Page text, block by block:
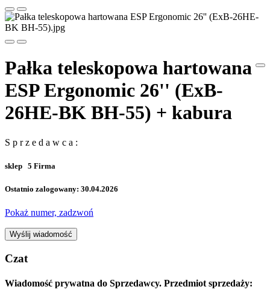
Pałka teleskopowa hartowana
ESP Ergonomic 26'' (ExB-
26HE-BK BH-55) + kabura
S p r z e d a w c a :
sklep 5 Firma
Ostatnio zalogowany: 30.04.2026
Pokaż numer, zadzwoń
Wyślij wiadomość
Czat
Wiadomość prywatna do Sprzedawcy. Przedmiot sprzedaży: